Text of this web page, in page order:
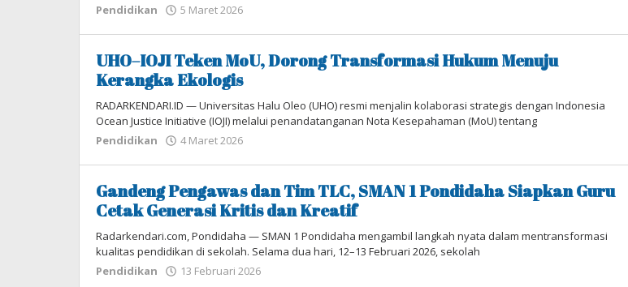
Pendidikan
5 Maret 2026
UHO–IOJI Teken MoU, Dorong Transformasi Hukum Menuju
Kerangka Ekologis
RADARKENDARI.ID — Universitas Halu Oleo (UHO) resmi menjalin kolaborasi strategis dengan Indonesia
Ocean Justice Initiative (IOJI) melalui penandatanganan Nota Kesepahaman (MoU) tentang
Pendidikan
4 Maret 2026
Gandeng Pengawas dan Tim TLC, SMAN 1 Pondidaha Siapkan Guru
Cetak Generasi Kritis dan Kreatif
Radarkendari.com, ​Pondidaha — SMAN 1 Pondidaha mengambil langkah nyata dalam mentransformasi
kualitas pendidikan di sekolah. Selama dua hari, 12–13 Februari 2026, sekolah
Pendidikan
13 Februari 2026